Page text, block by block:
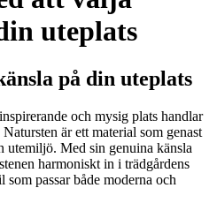
uteplats
på din uteplats
och mysig plats handlar
är ett material som genast
Med sin genuina känsla
harmoniskt in i trädgårdens
passar både moderna och